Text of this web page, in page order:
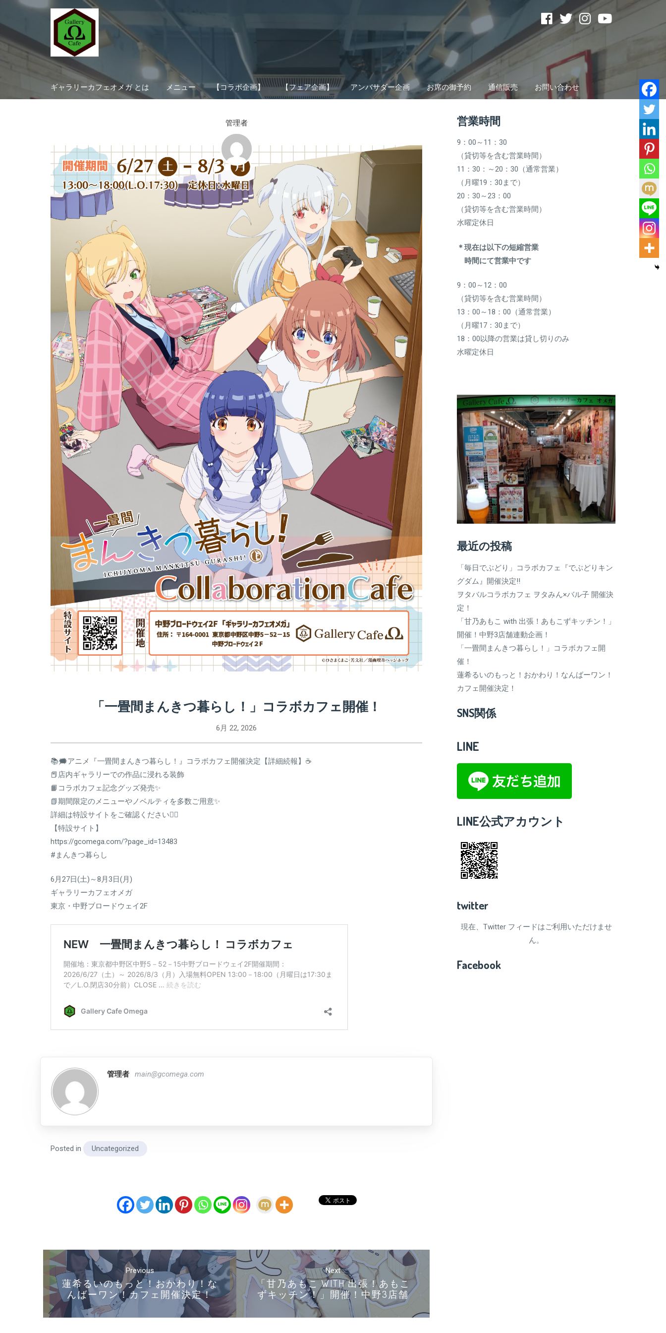
content
ギャラリーカフェオメガ とは メニュー 【コラボ企画】 【フェア企画】 アンバサダー企画 お席の御予約 通信販売 お問い合わせ
管理者
「一畳間まんきつ暮らし！」コラボカフェ開催！
6月 22, 2026
📚🗯アニメ『一畳間まんきつ暮らし！』コラボカフェ開催決定【詳細続報】☕
📕店内ギャラリーでの作品に浸れる装飾
📙コラボカフェ記念グッズ発売✨
📗期間限定のメニューやノベルティを多数ご用意✨
詳細は特設サイトをご確認ください👇🏻
【特設サイト】
https://gcomega.com/?page_id=13483
#まんきつ暮らし
6月27日(土)～8月3日(月)
ギャラリーカフェオメガ
東京・中野ブロードウェイ2F
管理者 main@gcomega.com
Posted in Uncategorized
投
稿
ナ
ビ
ゲ
Previous
蓮希るいのもっと！おかわり！な
んばーワン！カフェ開催決定！
Next
「甘乃あもこ WITH 出張！あもこ
ずキッチン！」開催！中野3店舗
連動企画！
営業時間
9：00～11：30
（貸切等を含む営業時間）
11：30：～20：30（通常営業）
（月曜19：30まで）
20：30～23：00
（貸切等を含む営業時間）
水曜定休日
＊現在は以下の短縮営業
時間にて営業中です
9：00～12：00
（貸切等を含む営業時間）
13：00～18：00（通常営業）
（月曜17：30まで）
18：00以降の営業は貸し切りのみ
水曜定休日
最近の投稿
「毎日でぶどり」コラボカフェ『でぶどりキン
グダム』開催決定‼
ヲタバルコラボカフェ ヲタみん×バル子 開催決
定！
「甘乃あもこ with 出張！あもこずキッチン！」
開催！中野3店舗連動企画！
「一畳間まんきつ暮らし！」コラボカフェ開
催！
蓮希るいのもっと！おかわり！なんばーワン！
カフェ開催決定！
SNS関係
LINE
LINE公式アカウント
twitter
現在、Twitter フィードはご利用いただけませ
ん。
Facebook